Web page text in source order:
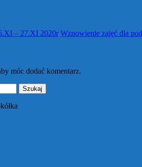
– 27.XI 2020r Wznowienie zajęć dla
móc dodać komentarz.